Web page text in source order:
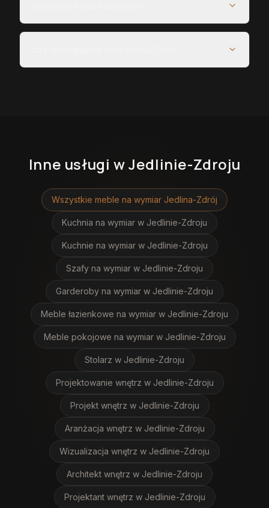
Inne usługi w Jedlinie-Zdroju
Wszystkie meble na wymiar Jedlina-Zdrój
Kuchnia na wymiar w Jedlinie-Zdroju
Kuchnie na wymiar w Jedlinie-Zdroju
Szafy na wymiar w Jedlinie-Zdroju
Garderoby na wymiar w Jedlinie-Zdroju
Meble łazienkowe na wymiar w Jedlinie-Zdroju
Meble pokojowe na wymiar w Jedlinie-Zdroju
Stolarz w Jedlinie-Zdroju
Projektowanie wnętrz w Jedlinie-Zdroju
Projekt wnętrz w Jedlinie-Zdroju
Aranżacja wnętrz w Jedlinie-Zdroju
Wizualizacja wnętrz w Jedlinie-Zdroju
Architekt wnętrz w Jedlinie-Zdroju
Projektant wnętrz w Jedlinie-Zdroju